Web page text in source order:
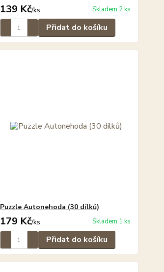
139 Kč/ks Skladem 2 ks
Přidat do košíku
Puzzle Autonehoda (30 dílků)
179 Kč/ks Skladem 1 ks
Přidat do košíku